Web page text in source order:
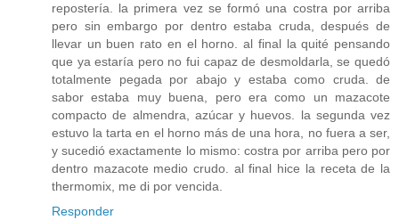
repostería. la primera vez se formó una costra por arriba
pero sin embargo por dentro estaba cruda, después de
llevar un buen rato en el horno. al final la quité pensando
que ya estaría pero no fui capaz de desmoldarla, se quedó
totalmente pegada por abajo y estaba como cruda. de
sabor estaba muy buena, pero era como un mazacote
compacto de almendra, azúcar y huevos. la segunda vez
estuvo la tarta en el horno más de una hora, no fuera a ser,
y sucedió exactamente lo mismo: costra por arriba pero por
dentro mazacote medio crudo. al final hice la receta de la
thermomix, me di por vencida.
Responder